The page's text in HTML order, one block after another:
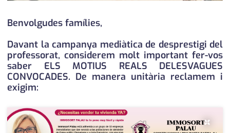
societat
successos
editorial
Benvolgudes famílies,
Davant la campanya mediàtica de desprestigi del
professorat, considerem molt important fer-vos
saber ELS MOTIUS REALS DELESVAGUES
CONVOCADES. De manera unitària reclamem i
exigim:
×